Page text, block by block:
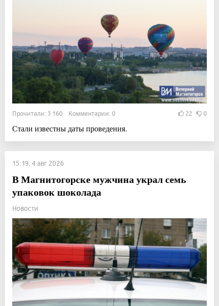
Прочитали: 3 160 Комментарии: 0 22 0
Стали известны даты проведения.
15:19, 4 авг 2026
В Магнитогорске мужчина украл семь
упаковок шоколада
Новости